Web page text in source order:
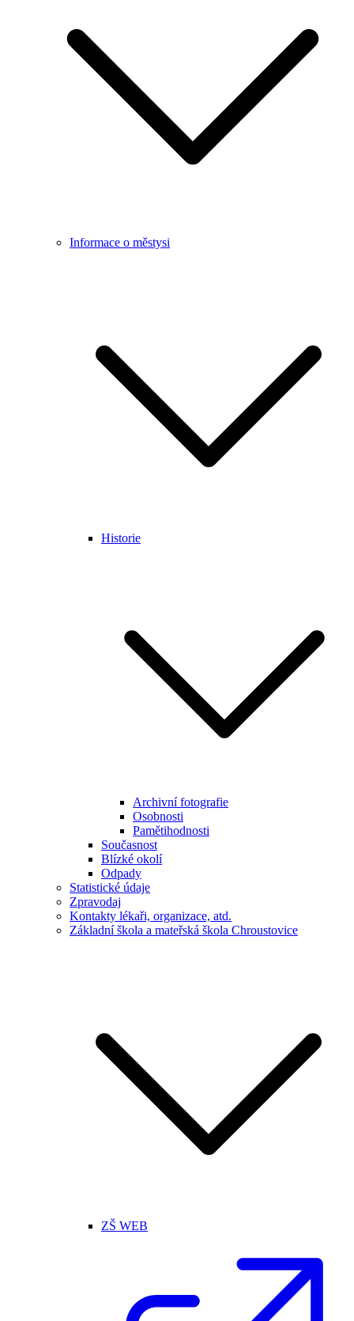
Informace o městysi
Historie
Archivní fotografie
Osobnosti
Pamětihodnosti
Současnost
Blízké okolí
Odpady
Statistické údaje
Zpravodaj
Kontakty lékaři, organizace, atd.
Základní škola a mateřská škola Chroustovice
ZŠ WEB